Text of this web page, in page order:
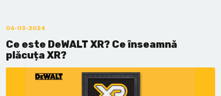
06-03-2024
Ce este DeWALT XR? Ce înseamnă
plăcuța XR?